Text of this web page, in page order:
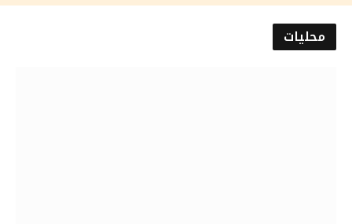
محليات